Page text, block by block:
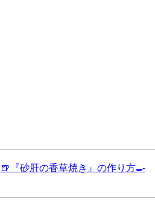
『砂肝の香草焼き』の作り方🍳